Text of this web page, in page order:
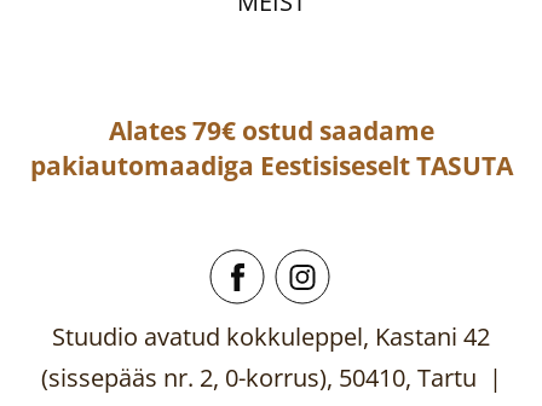
Alates 79€ ostud saadame
pakiautomaadiga EestisiseseltTASUTA
Stuudio avatud kokkuleppel, Kastani 42
(sissepääs nr. 2, 0-korrus), 50410, Tartu |